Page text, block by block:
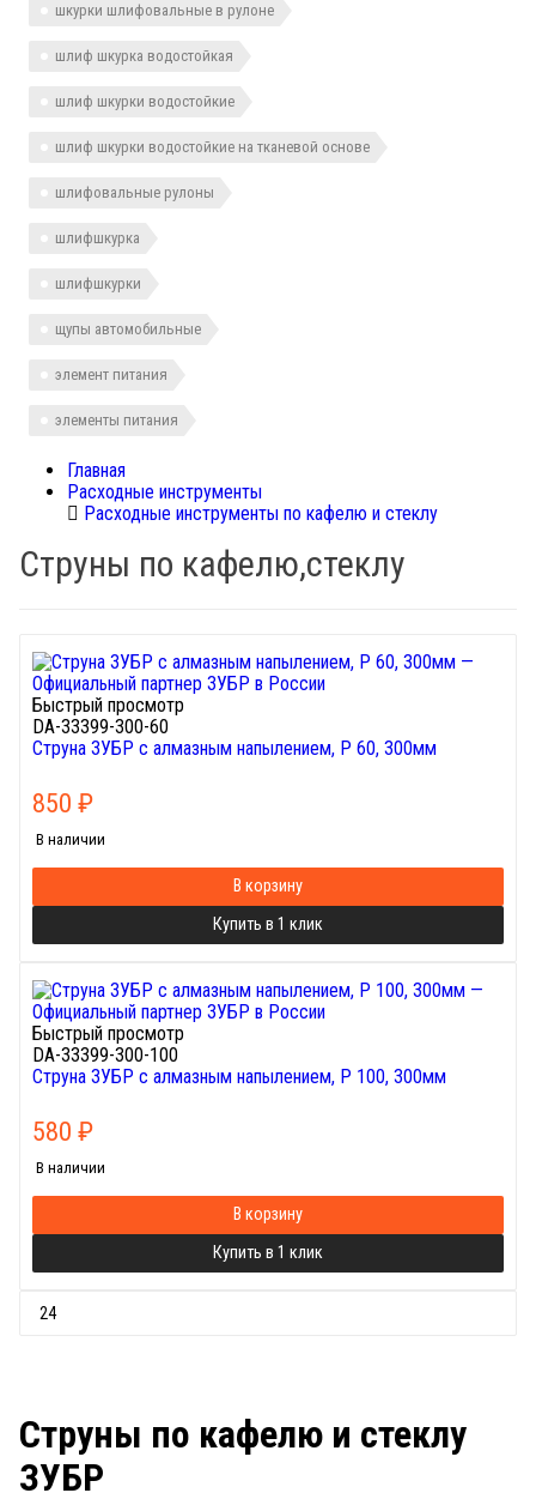
шкурки шлифовальные в рулоне
шлиф шкурка водостойкая
шлиф шкурки водостойкие
шлиф шкурки водостойкие на тканевой основе
шлифовальные рулоны
шлифшкурка
шлифшкурки
щупы автомобильные
элемент питания
элементы питания
Главная
Расходные инструменты
Расходные инструменты по кафелю и стеклу
Струны по кафелю,стеклу
Быстрый просмотр
DA-33399-300-60
Струна ЗУБР с алмазным напылением, P 60, 300мм
850 ₽
В наличии
В корзину
Купить в 1 клик
Быстрый просмотр
DA-33399-300-100
Струна ЗУБР с алмазным напылением, P 100, 300мм
580 ₽
В наличии
В корзину
Купить в 1 клик
Струны по кафелю и стеклу
ЗУБР